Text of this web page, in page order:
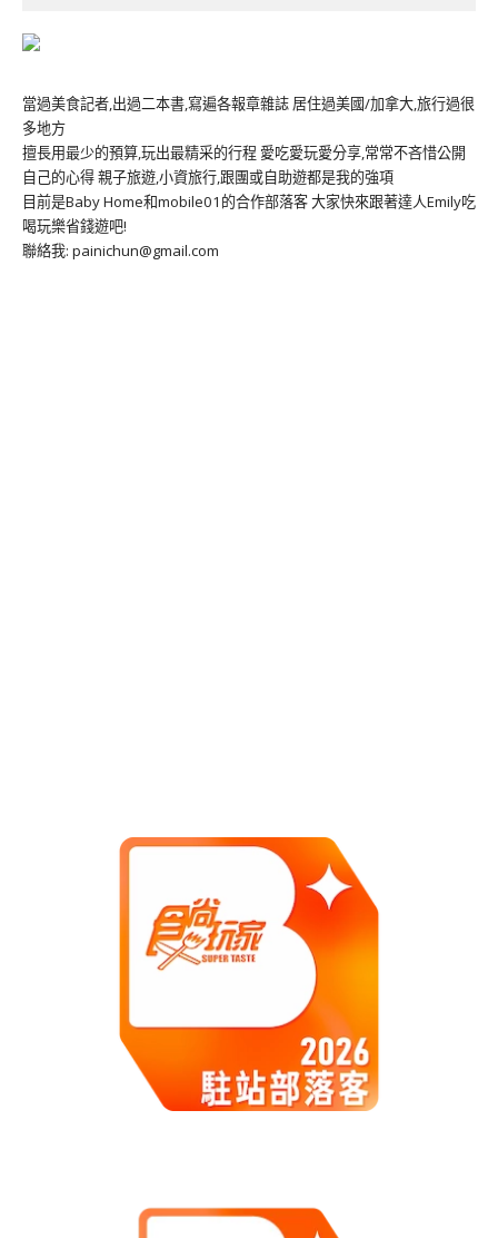
當過美食記者,出過二本書,寫遍各報章雜誌 居住過美國/加拿大,旅行過很
多地方
擅長用最少的預算,玩出最精采的行程 愛吃愛玩愛分享,常常不吝惜公開
自己的心得 親子旅遊,小資旅行,跟團或自助遊都是我的強項
目前是Baby Home和mobile01的合作部落客 大家快來跟著達人Emily吃
喝玩樂省錢遊吧!
聯絡我: painichun@gmail.com